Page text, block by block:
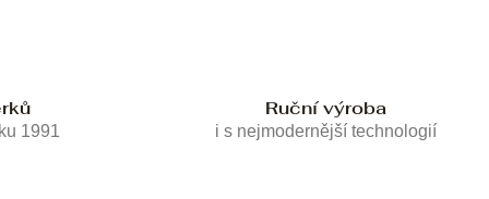
1991
Ruční výroba
i s nejmodernější technologií